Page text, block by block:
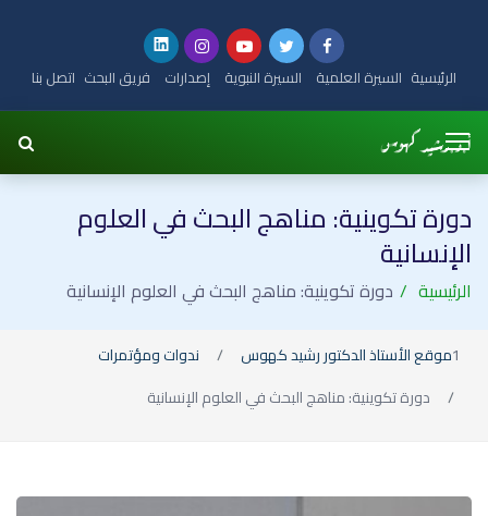
الرئيسية السيرة العلمية السيرة النبوية إصدارات فريق البحث اتصل بنا
دورة تكوينية: مناهج البحث في العلوم
الإنسانية
الرئيسية دورة تكوينية: مناهج البحث في العلوم الإنسانية
موقع الأستاذ الدكتور رشيد كهوس
ندوات ومؤتمرات
دورة تكوينية: مناهج البحث في العلوم الإنسانية